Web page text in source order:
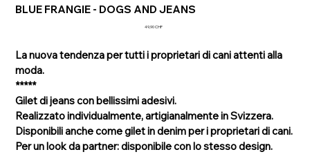
BLUE FRANGIE - DOGS AND JEANS
Prezzo
49,90 CHF
La nuova tendenza per tutti i proprietari di cani attenti alla
moda.
*****
Gilet di jeans con bellissimi adesivi.
Realizzato individualmente, artigianalmente in Svizzera.
Disponibili anche come gilet in denim per i proprietari di cani.
Per un look da partner: disponibile con lo stesso design.